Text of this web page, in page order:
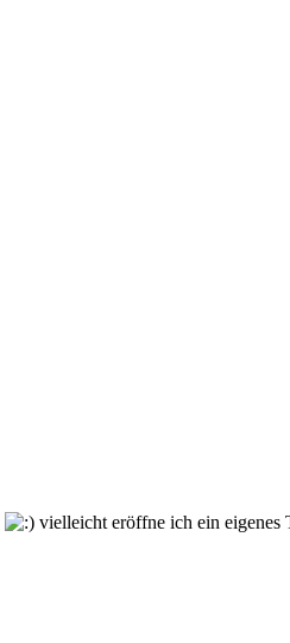
vielleicht eröffne ich ein eigenes